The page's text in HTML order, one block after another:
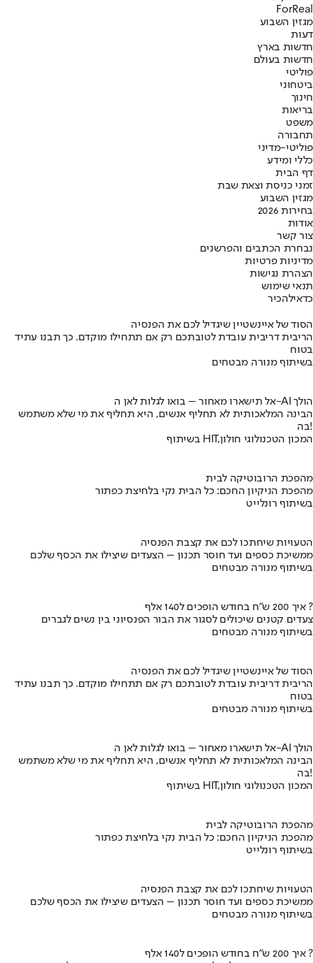
ForReal
מגזין השבוע
דעות
חדשות בארץ
חדשות בעולם
פוליטי
ביטחוני
חינוך
בריאות
משפט
תחבורה
פוליטי-מדיני
כללי ומידע
דף הבית
זמני כניסת וצאת שבת
מגזין השבוע
בחירות 2026
אודות
צור קשר
נבחרת הכתבים והפרשנים
מדיניות פרטיות
הצהרת נגישות
תנאי שימוש
כדאילהכיר
הסוד של איינשטיין שיגדיל לכם את הפנסיה
הריבית דריבית עובדת לטובתכם רק אם תתחילו מוקדם. כך תבנו עתיד
בטוח
בשיתוף מנורה מבטחים
אל תישארו מאחור – בואו לגלות לאן ה-AI הולך
הבינה המלאכותית לא תחליף אנשים, היא תחליף את מי שלא משתמש
בה!
בשיתוף HIT,המכון הטכנולוגי חולון
מהפכת הרובוטיקה לבית
מהפכת הניקיון החכם: כל הבית נקי בלחיצת כפתור
בשיתוף רונלייט
הטעויות שיחתכו לכם את קצבת הפנסיה
ממשיכת כספים ועד חוסר תכנון – הצעדים שיצילו את הכסף שלכם
בשיתוף מנורה מבטחים
איך 200 ש"ח בחודש הופכים ל140 אלף ?
צעדים קטנים שיכולים לסגור את הבור הפנסיוני בין נשים לגברים
בשיתוף מנורה מבטחים
הסוד של איינשטיין שיגדיל לכם את הפנסיה
הריבית דריבית עובדת לטובתכם רק אם תתחילו מוקדם. כך תבנו עתיד
בטוח
בשיתוף מנורה מבטחים
אל תישארו מאחור – בואו לגלות לאן ה-AI הולך
הבינה המלאכותית לא תחליף אנשים, היא תחליף את מי שלא משתמש
בה!
בשיתוף HIT,המכון הטכנולוגי חולון
מהפכת הרובוטיקה לבית
מהפכת הניקיון החכם: כל הבית נקי בלחיצת כפתור
בשיתוף רונלייט
הטעויות שיחתכו לכם את קצבת הפנסיה
ממשיכת כספים ועד חוסר תכנון – הצעדים שיצילו את הכסף שלכם
בשיתוף מנורה מבטחים
איך 200 ש"ח בחודש הופכים ל140 אלף ?